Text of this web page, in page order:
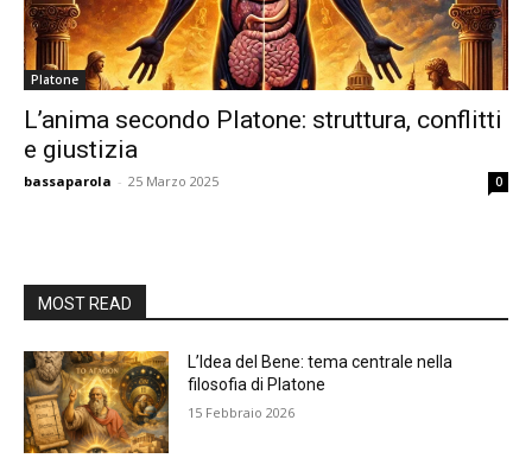
Platone
L’anima secondo Platone: struttura, conflitti
e giustizia
bassaparola - 25 Marzo 2025 0
MOST READ
L’Idea del Bene: tema centrale nella
filosofia di Platone
15 Febbraio 2026